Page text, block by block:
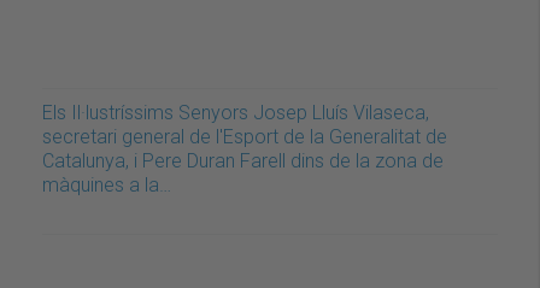
Els Il·lustríssims Senyors Josep Lluís Vilaseca,
secretari general de l'Esport de la Generalitat de
Catalunya, i Pere Duran Farell dins de la zona de
màquines a la…